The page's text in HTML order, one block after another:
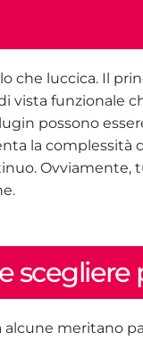
che luccica. Il
vista funzionale
possono
la
scegliere
alcune meritano